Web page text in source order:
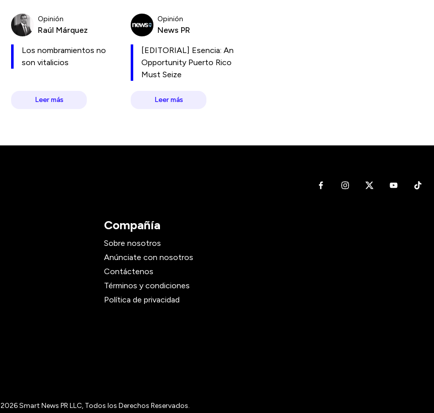
Opinión
Raúl Márquez
Los nombramientos no
son vitalicios
Leer más
Opinión
News PR
[EDITORIAL] Esencia: An
Opportunity Puerto Rico
Must Seize
Leer más
Compañía
Sobre nosotros
Anúnciate con nosotros
Contáctenos
Términos y condiciones
Política de privacidad
2026Smart News PR LLC, Todos los Derechos Reservados.